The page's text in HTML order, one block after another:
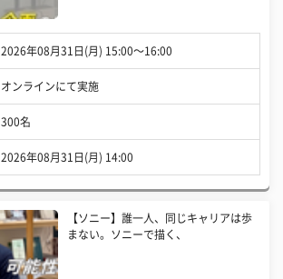
2026年08月31日(月) 15:00〜16:00
オンラインにて実施
300名
2026年08月31日(月) 14:00
【ソニー】誰一人、同じキャリアは歩
まない。ソニーで描く、